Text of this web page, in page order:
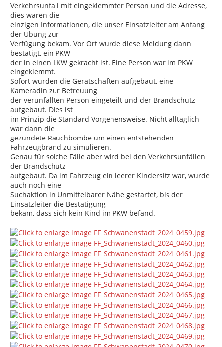
Verkehrsunfall mit eingeklemmter Person und die Adresse,
dies waren die
einzigen Informationen, die unser Einsatzleiter am Anfang
der Übung zur
Verfügung bekam. Vor Ort wurde diese Meldung dann
bestätigt, ein PKW
der in einen LKW gekracht ist. Eine Person war im PKW
eingeklemmt.
Sofort wurden die Gerätschaften aufgebaut, eine
Kameradin zur Betreuung
der verunfallten Person eingeteilt und der Brandschutz
aufgebaut. Dies ist
im Prinzip die Standard Vorgehensweise. Nicht alltäglich
war dann die
gezündete Rauchbombe um einen entstehenden
Fahrzeugbrand zu simulieren.
Genau für solche Fälle aber wird bei den Verkehrsunfällen
der Brandschutz
aufgebaut. Da im Fahrzeug ein leerer Kindersitz war, wurde
auch noch eine
Suchaktion in Unmittelbarer Nähe gestartet, bis der
Einsatzleiter die Bestätigung
bekam, dass sich kein Kind im PKW befand.